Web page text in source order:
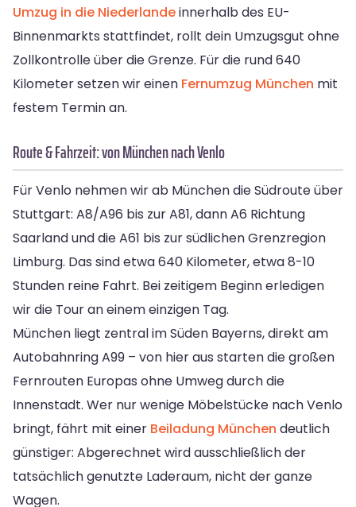
Umzug in die Niederlandeinnerhalb des EU-
Binnenmarkts stattfindet, rollt dein Umzugsgut ohne
Zollkontrolle über die Grenze. Für die rund 640
Kilometer setzen wir einen Fernumzug München mit
festem Termin an.
Route & Fahrzeit: von München nach Venlo
Für Venlo nehmen wir ab München die Südroute über
Stuttgart: A8/A96 bis zur A81, dann A6 Richtung
Saarland und die A61 bis zur südlichen Grenzregion
Limburg. Das sind etwa 640 Kilometer, etwa 8-10
Stunden reine Fahrt. Bei zeitigem Beginn erledigen
wir die Tour an einem einzigen Tag.
München liegt zentral im Süden Bayerns, direkt am
Autobahnring A99 – von hier aus starten die großen
Fernrouten Europas ohne Umweg durch die
Innenstadt. Wer nur wenige Möbelstücke nach Venlo
bringt, fährt mit einer Beiladung München deutlich
günstiger: Abgerechnet wird ausschließlich der
tatsächlich genutzte Laderaum, nicht der ganze
Wagen.